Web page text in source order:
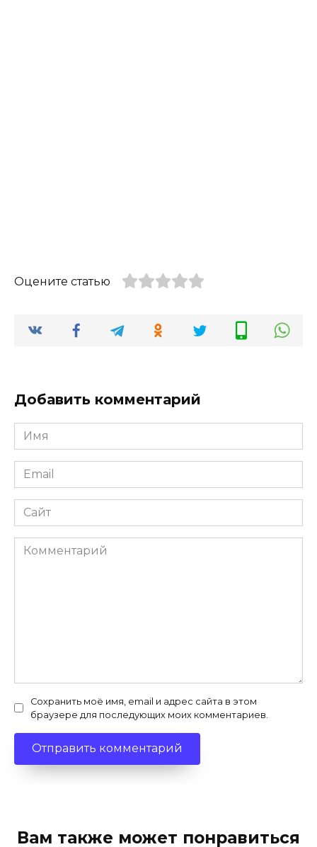
Оцените статью
Добавить комментарий
Имя
*
Email
*
Сайт
Комментарий
Сохранить моё имя, email и адрес сайта в этом
браузере для последующих моих комментариев.
Вам также может понравиться